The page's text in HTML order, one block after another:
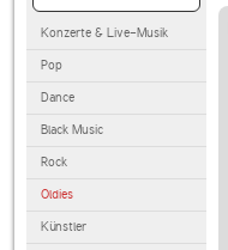
Konzerte & Live-Musik
Pop
Dance
Black Music
Rock
Oldies
Künstler